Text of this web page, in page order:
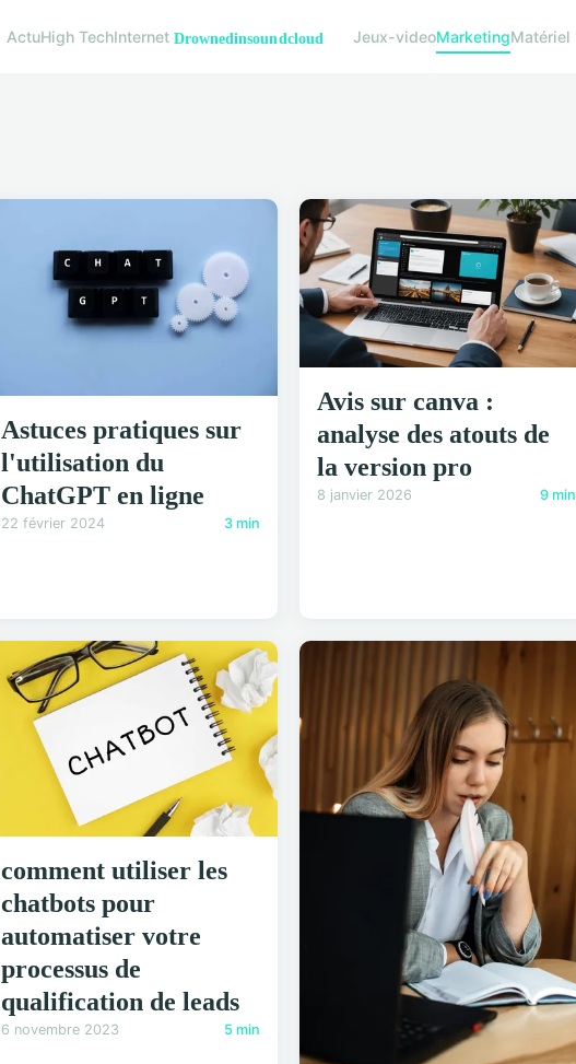
ActuHigh TechInternet Jeux-videoMarketingMatériel
Astuces pratiques sur
l'utilisation du
ChatGPT en ligne
22 février 2024 3 min
Avis sur canva :
analyse des atouts de
la version pro
8 janvier 2026 9 min
comment utiliser les
chatbots pour
automatiser votre
processus de
qualification de leads
6 novembre 2023 5 min